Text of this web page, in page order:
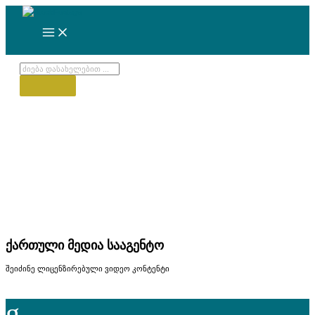
Products
ქართული მედია სააგენტო
შეიძინე ლიცენზირებული ვიდეო კონტენტი